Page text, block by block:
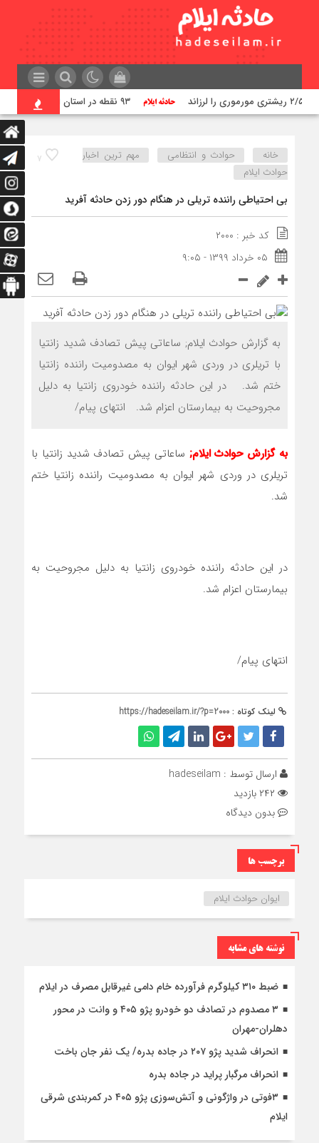
۹۳ نقطه در استان ایلام مورد تهاجم قرار گرفته است
۷ خانه حوادث و انتظامی
مهم ترین اخبار
حوادث ایلام
بی احتیاطی راننده تریلی در هنگام دور زدن حادثه آفرید
کد خبر : ۲۰۰۰
۰۵ خرداد ۱۳۹۹ - ۹:۰۵
به گزارش حوادث ایلام; ساعاتی پیش تصادف شدید زانتیا
با تریلری در وردی شهر ایوان به مصدومیت راننده زانتیا
ختم شد. در این حادثه راننده خودروی زانتیا به دلیل
مجروحیت به بیمارستان اعزام شد. انتهای پیام/
به گزارش حوادث ایلام; ساعاتی پیش تصادف شدید زانتیا با
تریلری در وردی شهر ایوان به مصدومیت راننده زانتیا ختم
شد.
در این حادثه راننده خودروی زانتیا به دلیل مجروحیت به
بیمارستان اعزام شد.
انتهای پیام/
لینک کوتاه : https://hadeseilam.ir/?p=2000
ارسال توسط : hadeseilam
بدون دیدگاه
برچسب ها
ایوان حوادث ایلام
نوشته های مشابه
ضبط ۳۱۰ کیلوگرم فرآورده خام دامی غیرقابل مصرف در ایلام
۳ مصدوم در تصادف دو خودرو پژو ۴۰۵ و وانت در محور
دهلران-مهران
انحراف شدید پژو ۲۰۷ در جاده بدره/ یک نفر جان باخت
انحراف مرگبار پراید در جاده بدره
۳فوتی در واژگونی و آتش‌سوزی پژو ۴۰۵ در کمربندی شرقی
ایلام